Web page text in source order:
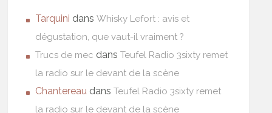
Tarquini dansWhisky Lefort : avis et
dégustation, que vaut-il vraiment ?
Trucs de mec dansTeufel Radio 3sixty remet
la radio sur le devant de la scène
Chantereau dansTeufel Radio 3sixty remet
la radio sur le devant de la scène